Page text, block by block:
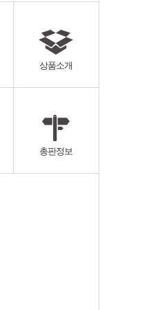
상품소개
총판정보